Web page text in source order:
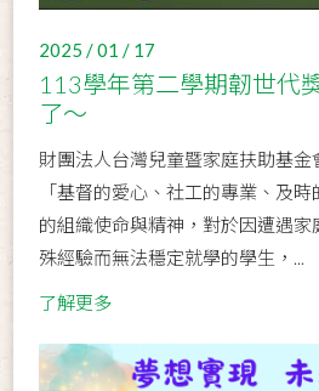
2025 / 01 / 17
113學年第二學期韌世代
了～
財團法人台灣兒童暨家庭扶助基金
「基督的愛心、社工的專業、及時
的組織使命與精神，對於因遭遇
殊經驗而無法穩定就學的學生，...
了解更多